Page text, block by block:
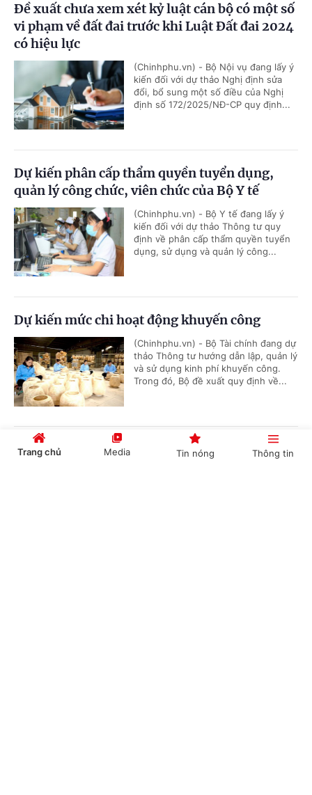
Đề xuất chưa xem xét kỷ luật cán bộ có một số
vi phạm về đất đai trước khi Luật Đất đai 2024
có hiệu lực
(Chinhphu.vn) - Bộ Nội vụ đang lấy ý
kiến đối với dự thảo Nghị định sửa
đổi, bổ sung một số điều của Nghị
định số 172/2025/NĐ-CP quy định...
Dự kiến phân cấp thẩm quyền tuyển dụng,
quản lý công chức, viên chức của Bộ Y tế
(Chinhphu.vn) - Bộ Y tế đang lấy ý
kiến đối với dự thảo Thông tư quy
định về phân cấp thẩm quyền tuyển
dụng, sử dụng và quản lý công...
Dự kiến mức chi hoạt động khuyến công
(Chinhphu.vn) - Bộ Tài chính đang dự
thảo Thông tư hướng dẫn lập, quản lý
và sử dụng kinh phí khuyến công.
Trong đó, Bộ đề xuất quy định về...
Đơn giản hóa thủ tục hành chính về mã số
Trang chủ Media Tin nóng Thông tin